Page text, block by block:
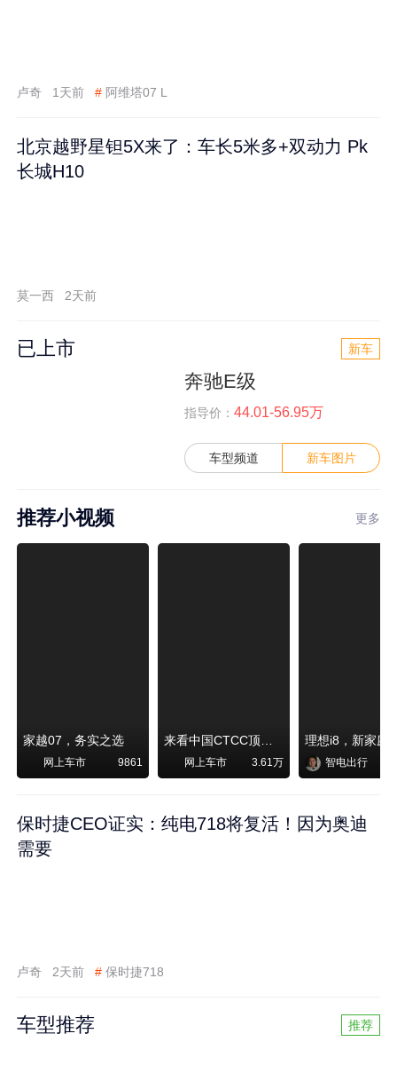
卢奇 1天前 # 阿维塔07 L
北京越野星钽5X来了：车长5米多+双动力 Pk
长城H10
莫一西 2天前
已上市 新车
奔驰E级
指导价： 44.01-56.95万
车型频道 新车图片
推荐小视频 更多
家越07，务实之选
网上车市 9861 网上车市 3.61万 智电出行
保时捷CEO证实：纯电718将复活！因为奥迪
需要
卢奇 2天前 # 保时捷718
车型推荐 推荐